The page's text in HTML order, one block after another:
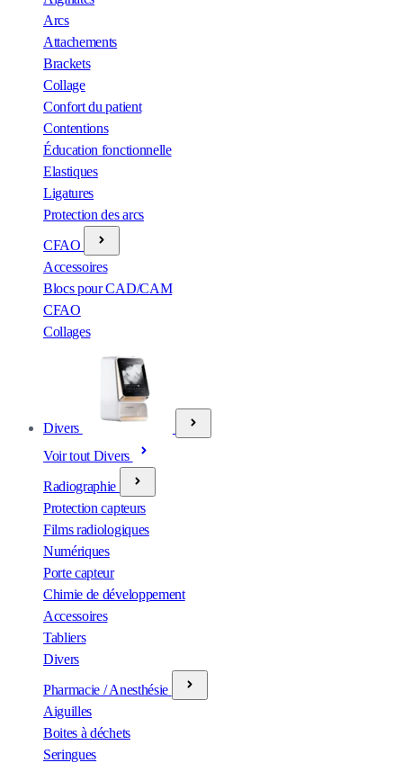
Arcs
Attachements
Brackets
Collage
Confort du patient
Contentions
Éducation fonctionnelle
Elastiques
Ligatures
Protection des arcs
CFAO
Accessoires
Blocs pour CAD/CAM
CFAO
Collages
Divers
Voir tout Divers
Radiographie
Protection capteurs
Films radiologiques
Numériques
Porte capteur
Chimie de développement
Accessoires
Tabliers
Divers
Pharmacie / Anesthésie
Aiguilles
Boites à déchets
Seringues